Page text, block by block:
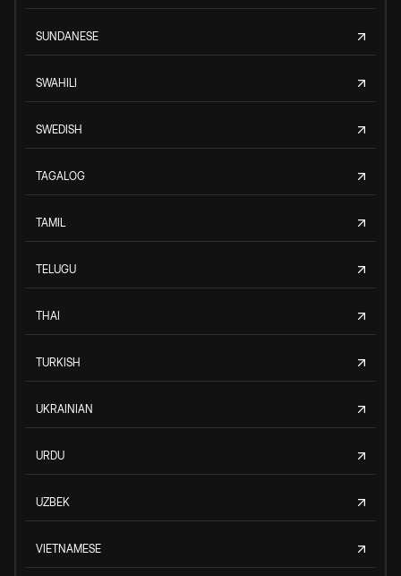
SUNDANESE
SWAHILI
SWEDISH
TAGALOG
TAMIL
TELUGU
THAI
TURKISH
UKRAINIAN
URDU
UZBEK
VIETNAMESE